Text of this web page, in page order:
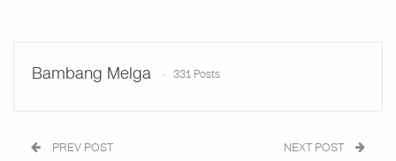
Bambang Melga 331 Posts
PREV POST NEXT POST